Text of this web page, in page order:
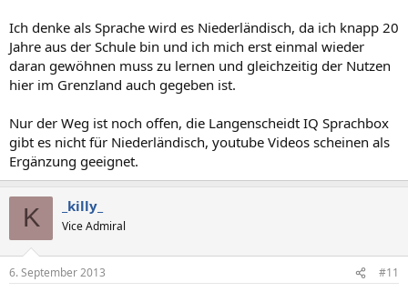
Ich denke als Sprache wird es Niederländisch, da ich knapp 20
Jahre aus der Schule bin und ich mich erst einmal wieder
daran gewöhnen muss zu lernen und gleichzeitig der Nutzen
hier im Grenzland auch gegeben ist.
Nur der Weg ist noch offen, die Langenscheidt IQ Sprachbox
gibt es nicht für Niederländisch, youtube Videos scheinen als
Ergänzung geeignet.
K _killy_
Vice Admiral
6. September 2013 #11